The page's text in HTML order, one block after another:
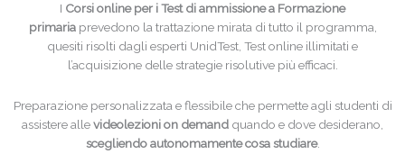
I Corsi online per i Test di ammissione a Formazione
primariaprevedono la trattazione mirata di tutto il programma,
quesiti risolti dagli esperti UnidTest, Test online illimitati e
l’acquisizione delle strategie risolutive più efficaci.
Preparazione personalizzata e flessibile che permette agli studenti di
assistere allevideolezioni on demand quando e dove desiderano,
scegliendo autonomamente cosa studiare.